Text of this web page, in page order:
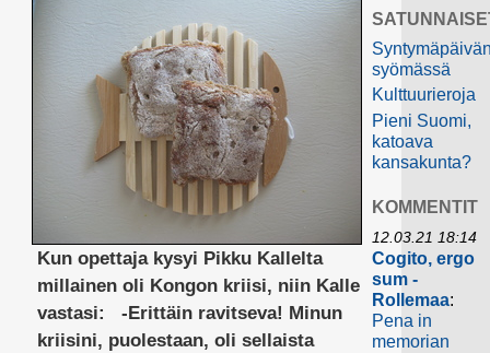
Kun opettaja kysyi Pikku Kallelta
millainen oli Kongon kriisi, niin Kalle
vastasi: -Erittäin ravitseva! Minun
kriisini, puolestaan, oli sellaista
syömässä
Kulttuurieroja
Pieni Suomi,
katoava
kansakunta?
KOMMENTIT
12.03.21 18:14
Cogito, ergo
sum -
Rollemaa:
Pena in
memorian